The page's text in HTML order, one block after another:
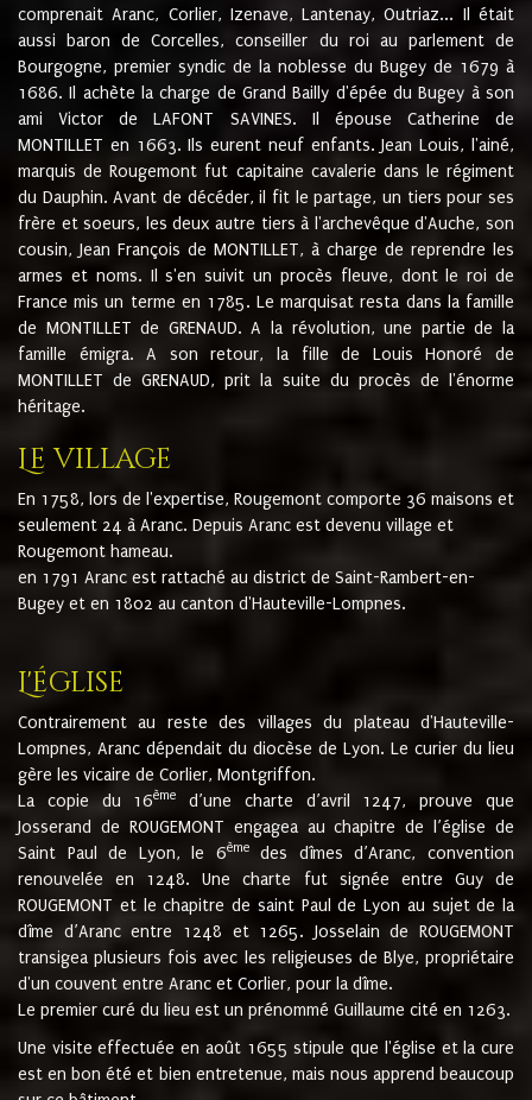
comprenait Aranc, Corlier, Izenave, Lantenay, Outriaz... Il était
aussi baron de Corcelles, conseiller du roi au parlement de
Bourgogne, premier syndic de la noblesse du Bugey de 1679 à
1686. Il achète la charge de Grand Bailly d'épée du Bugey à son
ami Victor de LAFONT SAVINES. Il épouse Catherine de
MONTILLET en 1663. Ils eurent neuf enfants. Jean Louis, l'ainé,
marquis de Rougemont fut capitaine cavalerie dans le régiment
du Dauphin. Avant de décéder, il fit le partage, un tiers pour ses
frère et soeurs, les deux autre tiers à l'archevêque d'Auche, son
cousin, Jean François de MONTILLET, à charge de reprendre les
armes et noms. Il s'en suivit un procès fleuve, dont le roi de
France mis un terme en 1785. Le marquisat resta dans la famille
de MONTILLET de GRENAUD. A la révolution, une partie de la
famille émigra. A son retour, la fille de Louis Honoré de
MONTILLET de GRENAUD, prit la suite du procès de l'énorme
héritage.
Le village
En 1758, lors de l'expertise, Rougemont comporte 36 maisons et
seulement 24 à Aranc. Depuis Aranc est devenu village et
Rougemont hameau.
en 1791 Aranc est rattaché au district de Saint-Rambert-en-
Bugey et en 1802 au canton d'Hauteville-Lompnes.
L'église
Contrairement au reste des villages du plateau d'Hauteville-
Lompnes, Aranc dépendait du diocèse de Lyon. Le curier du lieu
gère les vicaire de Corlier, Montgriffon.
La copie du 16ème
d’une charte d’avril 1247, prouve que
Josserand de ROUGEMONT engagea au chapitre de l’église de
Saint Paul de Lyon, le 6èmedes dîmes d’Aranc, convention
renouvelée en 1248. Une charte fut signée entre Guy de
ROUGEMONT et le chapitre de saint Paul de Lyon au sujet de la
dîme d’Aranc entre 1248 et 1265. Josselain de ROUGEMONT
transigea plusieurs fois avec les religieuses de Blye, propriétaire
d'un couvent entre Aranc et Corlier, pour la dîme.
Le premier curé du lieu est un prénommé Guillaume cité en 1263.
Une visite effectuée en août 1655 stipule que l'église et la cure
est en bon été et bien entretenue, mais nous apprend beaucoup